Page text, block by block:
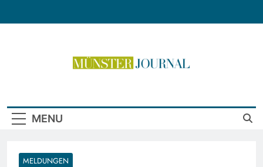
MENU
MELDUNGEN